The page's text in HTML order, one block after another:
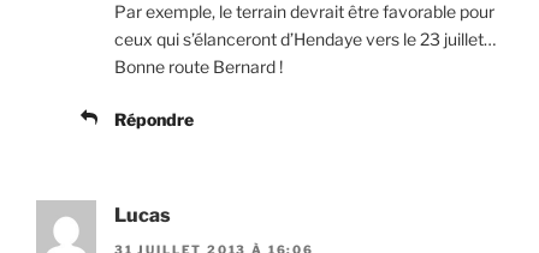
Par exemple, le terrain devrait être favorable pour
ceux qui s’élanceront d’Hendaye vers le 23 juillet…
Bonne route Bernard !
Répondre
Lucas
31 JUILLET 2013 À 16:06